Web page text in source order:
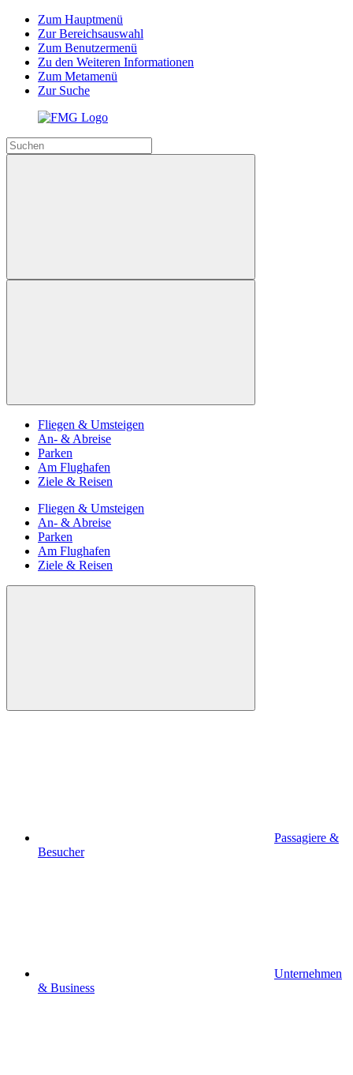
Zum Hauptmenü
Zur Bereichsauswahl
Zum Benutzermenü
Zu den Weiteren Informationen
Zum Metamenü
Zur Suche
Fliegen & Umsteigen
An- & Abreise
Parken
Am Flughafen
Ziele & Reisen
Fliegen & Umsteigen
An- & Abreise
Parken
Am Flughafen
Ziele & Reisen
Passagiere &
Besucher
Unternehmen
& Business